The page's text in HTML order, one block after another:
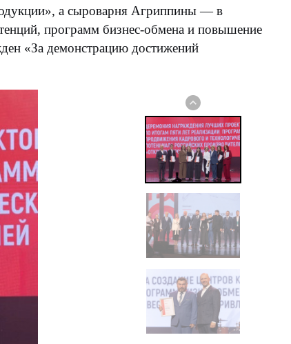
а сыроварня Агриппины — в
программ бизнес-обмена и повышение
«За демонстрацию достижений